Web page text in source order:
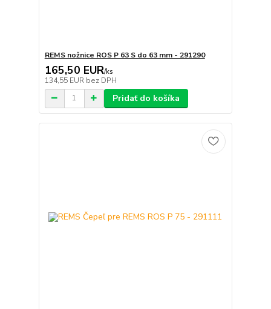
REMS nožnice ROS P 63 S do 63 mm - 291290
165,50 EUR/ks
134,55 EUR bez DPH
Pridať do košíka